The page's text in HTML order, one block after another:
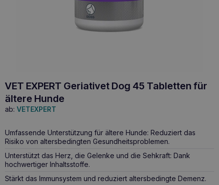
VET EXPERT Geriativet Dog 45 Tabletten für
ältere Hunde
ab: VETEXPERT
Umfassende Unterstützung für ältere Hunde: Reduziert das
Risiko von altersbedingten Gesundheitsproblemen.
Unterstützt das Herz, die Gelenke und die Sehkraft: Dank
hochwertiger Inhaltsstoffe.
Stärkt das Immunsystem und reduziert altersbedingte Demenz.